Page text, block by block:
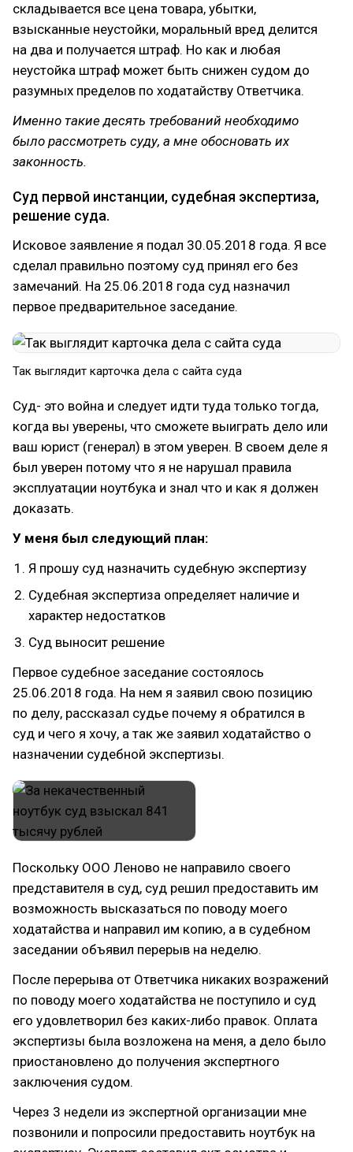
складывается все цена товара, убытки,
взысканные неустойки, моральный вред делится
на два и получается штраф. Но как и любая
неустойка штраф может быть снижен судом до
разумных пределов по ходатайству Ответчика.
Именно такие десять требований необходимо
было рассмотреть суду, а мне обосновать их
законность.
Суд первой инстанции, судебная экспертиза,
решение суда.
Исковое заявление я подал 30.05.2018 года. Я все
сделал правильно поэтому суд принял его без
замечаний. На 25.06.2018 года суд назначил
первое предварительное заседание.
Так выглядит карточка дела с сайта суда
Суд- это война и следует идти туда только тогда,
когда вы уверены, что сможете выиграть дело или
ваш юрист (генерал) в этом уверен. В своем деле я
был уверен потому что я не нарушал правила
эксплуатации ноутбука и знал что и как я должен
доказать.
У меня был следующий план:
Я прошу суд назначить судебную экспертизу
Судебная экспертиза определяет наличие и
характер недостатков
Суд выносит решение
Первое судебное заседание состоялось
25.06.2018 года. На нем я заявил свою позицию
по делу, рассказал судье почему я обратился в
суд и чего я хочу, а так же заявил ходатайство о
назначении судебной экспертизы.
Поскольку ООО Леново не направило своего
представителя в суд, суд решил предоставить им
возможность высказаться по поводу моего
ходатайства и направил им копию, а в судебном
заседании объявил перерыв на неделю.
После перерыва от Ответчика никаких возражений
по поводу моего ходатайства не поступило и суд
его удовлетворил без каких-либо правок. Оплата
экспертизы была возложена на меня, а дело было
приостановлено до получения экспертного
заключения судом.
Через 3 недели из экспертной организации мне
позвонили и попросили предоставить ноутбук на